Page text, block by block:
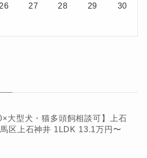
26 27 28 29 30
大型犬・猫多頭飼相談可】上石
区上石神井 1LDK 13.1万円〜